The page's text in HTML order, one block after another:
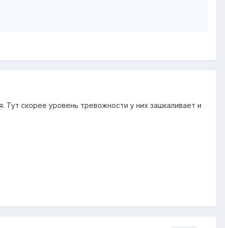
Тут скорее уровень тревожности у них зашкаливает и